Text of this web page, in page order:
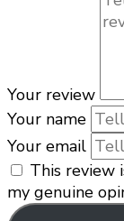
Your review
Your name
Your email
This review
my genuine